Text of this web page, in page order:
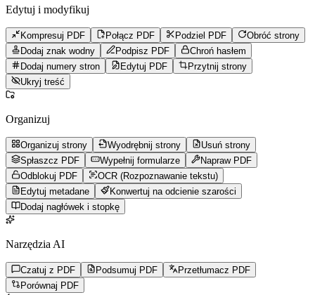
Edytuj i modyfikuj
Kompresuj PDF Połącz PDF Podziel PDF
Obróć strony
Dodaj znak wodny
Podpisz PDF
Chroń hasłem
Dodaj numery stron
Edytuj PDF
Przytnij strony
Ukryj treść
Organizuj
Organizuj strony Wyodrębnij strony
Usuń strony
Spłaszcz PDF
Wypełnij formularze
Napraw PDF
Odblokuj PDF
OCR (Rozpoznawanie tekstu)
Edytuj metadane
Konwertuj na odcienie szarości
Dodaj nagłówek i stopkę
Narzędzia AI
Czatuj z PDF Podsumuj PDF
Przetłumacz PDF
Porównaj PDF